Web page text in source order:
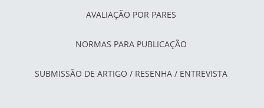
AVALIAÇÃO POR PARES
NORMAS PARA PUBLICAÇÃO
SUBMISSÃO DE ARTIGO / RESENHA / ENTREVISTA